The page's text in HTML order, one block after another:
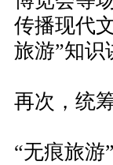
传播现代
旅游”知识
再次，统
“无痕旅